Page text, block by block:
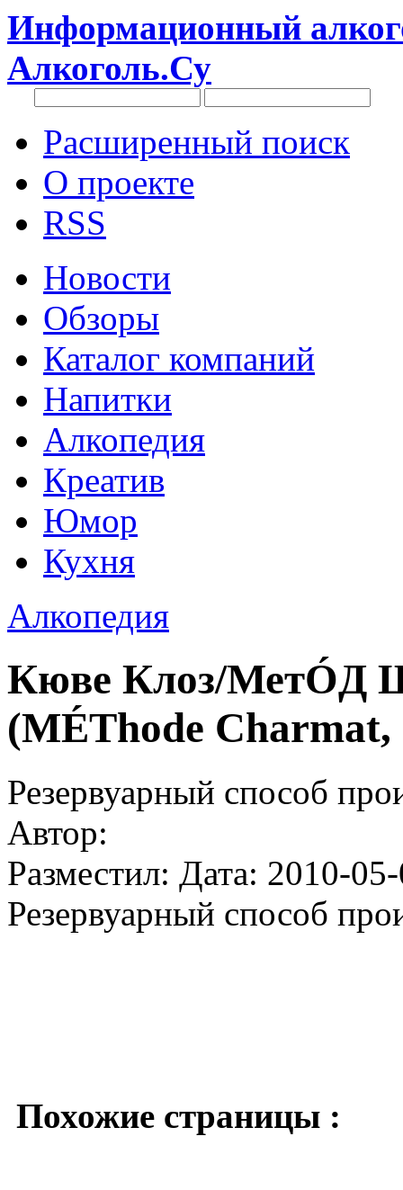
Информационный
Алкоголь.Су
Расширенный поиск
О проекте
RSS
Новости
Обзоры
Каталог компаний
Напитки
Алкопедия
Креатив
Юмор
Кухня
Алкопедия
Кюве Клоз/МетÓД
(MÉThode Charmat,
Резервуарный способ
Автор:
Разместил: Дата: 2010-
Резервуарный способ
Похожие страницы :